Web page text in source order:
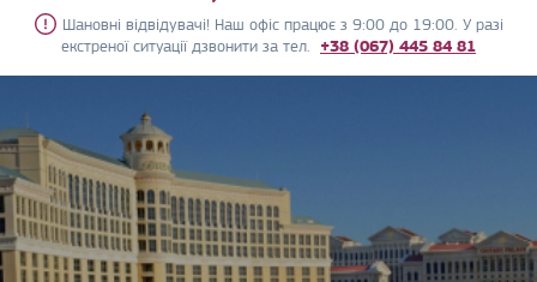
Шановні відвідувачі! Наш офіс працює з 9:00 до 19:00. У разі
екстреної ситуації дзвонити за тел. +38 (067) 445 84 81